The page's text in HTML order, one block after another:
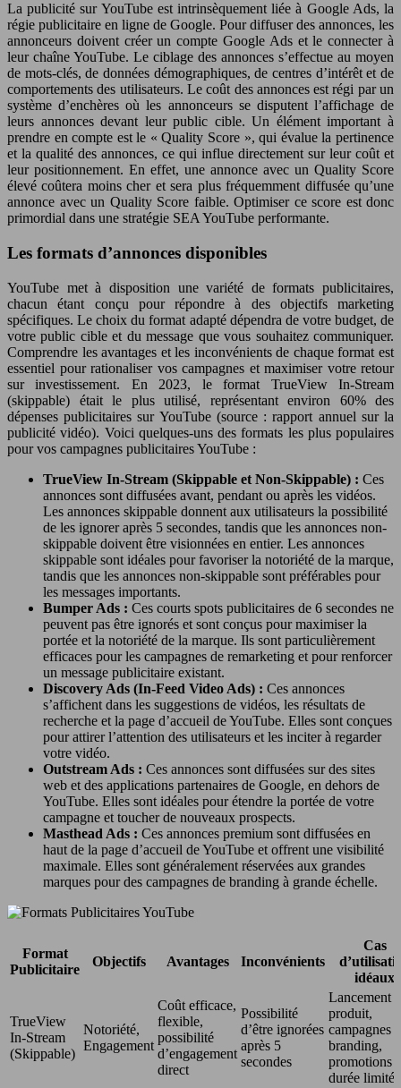
La publicité sur YouTube est intrinsèquement liée à Google Ads, la
régie publicitaire en ligne de Google. Pour diffuser des annonces, les
annonceurs doivent créer un compte Google Ads et le connecter à
leur chaîne YouTube. Le ciblage des annonces s’effectue au moyen
de mots-clés, de données démographiques, de centres d’intérêt et de
comportements des utilisateurs. Le coût des annonces est régi par un
système d’enchères où les annonceurs se disputent l’affichage de
leurs annonces devant leur public cible. Un élément important à
prendre en compte est le « Quality Score », qui évalue la pertinence
et la qualité des annonces, ce qui influe directement sur leur coût et
leur positionnement. En effet, une annonce avec un Quality Score
élevé coûtera moins cher et sera plus fréquemment diffusée qu’une
annonce avec un Quality Score faible. Optimiser ce score est donc
primordial dans une stratégie SEA YouTube performante.
Les formats d’annonces disponibles
YouTube met à disposition une variété de formats publicitaires,
chacun étant conçu pour répondre à des objectifs marketing
spécifiques. Le choix du format adapté dépendra de votre budget, de
votre public cible et du message que vous souhaitez communiquer.
Comprendre les avantages et les inconvénients de chaque format est
essentiel pour rationaliser vos campagnes et maximiser votre retour
sur investissement. En 2023, le format TrueView In-Stream
(skippable) était le plus utilisé, représentant environ 60% des
dépenses publicitaires sur YouTube (source : rapport annuel sur la
publicité vidéo). Voici quelques-uns des formats les plus populaires
pour vos campagnes publicitaires YouTube :
TrueView In-Stream (Skippable et Non-Skippable) : Ces
annonces sont diffusées avant, pendant ou après les vidéos.
Les annonces skippable donnent aux utilisateurs la possibilité
de les ignorer après 5 secondes, tandis que les annonces non-
skippable doivent être visionnées en entier. Les annonces
skippable sont idéales pour favoriser la notoriété de la marque,
tandis que les annonces non-skippable sont préférables pour
les messages importants.
Bumper Ads : Ces courts spots publicitaires de 6 secondes ne
peuvent pas être ignorés et sont conçus pour maximiser la
portée et la notoriété de la marque. Ils sont particulièrement
efficaces pour les campagnes de remarketing et pour renforcer
un message publicitaire existant.
Discovery Ads (In-Feed Video Ads) : Ces annonces
s’affichent dans les suggestions de vidéos, les résultats de
recherche et la page d’accueil de YouTube. Elles sont conçues
pour attirer l’attention des utilisateurs et les inciter à regarder
votre vidéo.
Outstream Ads : Ces annonces sont diffusées sur des sites
web et des applications partenaires de Google, en dehors de
YouTube. Elles sont idéales pour étendre la portée de votre
campagne et toucher de nouveaux prospects.
Masthead Ads : Ces annonces premium sont diffusées en
haut de la page d’accueil de YouTube et offrent une visibilité
maximale. Elles sont généralement réservées aux grandes
marques pour des campagnes de branding à grande échelle.
Format
Publicitaire
Objectifs Avantages Inconvénients
Cas
idéaux
TrueView
In-Stream
(Skippable)
Notoriété,
Engagement
Coût efficace,
flexible,
possibilité
d’engagement
direct
Possibilité
d’être ignorées
après 5
secondes
Lancement
produit,
campagnes
branding,
promotions à
durée limitée